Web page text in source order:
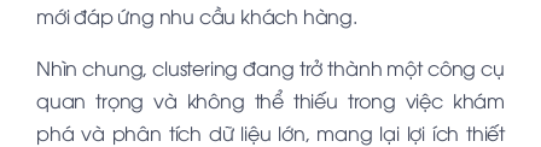
mới đáp ứng nhu cầu khách hàng.
Nhìn chung, clustering đang trở thành một công cụ
quan trọng và không thể thiếu trong việc khám
phá và phân tích dữ liệu lớn, mang lại lợi ích thiết